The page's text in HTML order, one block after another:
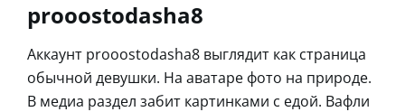
prooostodasha8
Аккаунт prooostodasha8 выглядит как страница
обычной девушки. На аватаре фото на природе.
В медиа раздел забит картинками с едой. Вафли